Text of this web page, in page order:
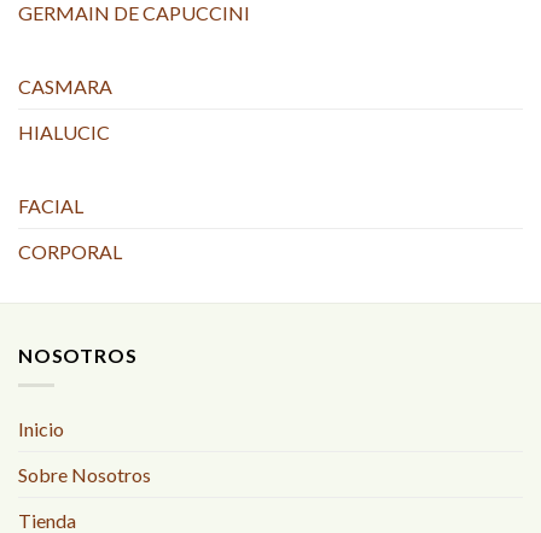
GERMAIN DE CAPUCCINI
CASMARA
HIALUCIC
FACIAL
CORPORAL
NOSOTROS
Inicio
Sobre Nosotros
Tienda